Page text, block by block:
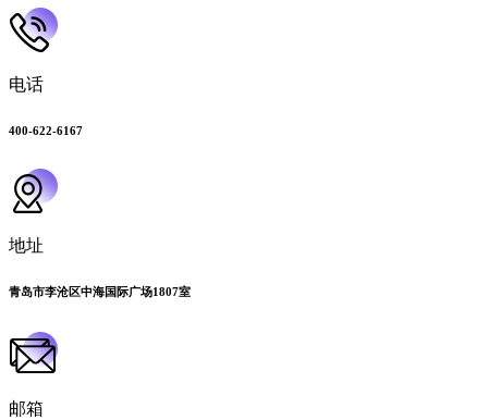
电话
400-622-6167
地址
青岛市李沧区中海国际广场1807室
邮箱